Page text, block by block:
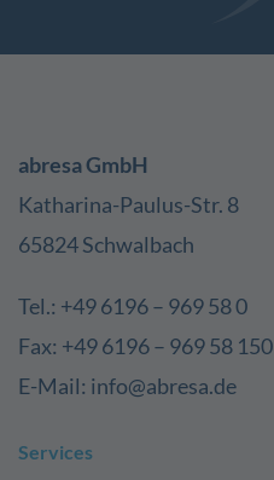
abresa GmbH
Katharina-Paulus-Str. 8
65824 Schwalbach
Tel.: +49 6196 – 969 58 0
Fax: +49 6196 – 969 58 150
E-Mail: info@abresa.de
Services